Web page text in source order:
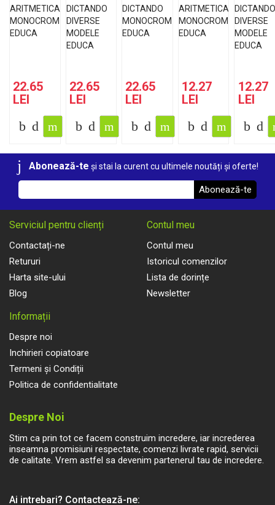
EDUCA
22.65
LEI
MODELE
EDUCA
22.65
LEI
EDUCA
22.65
LEI
EDUCA
12.27
LEI
EDUCA
12.27
LEI
Abonează-te și stai la curent cu ultimele noutăți și oferte!
Abonează-te
Serviciul pentru clienți
Contactați-ne
Retururi
Harta site-ului
Blog
Contul meu
Contul meu
Istoricul comenzilor
Lista de dorințe
Newsletter
Informații
Despre noi
Inchirieri copiatoare
Termeni și Condiții
Politica de confidentialitate
Despre Noi
Stim ca prin tot ce facem construim incredere, iar increderea
inseamna promisiuni respectate, comenzi livrate rapid, servicii
de calitate. Vrem astfel sa devenim partenerul tau de incredere.
Ai intrebari? Contactează-ne: